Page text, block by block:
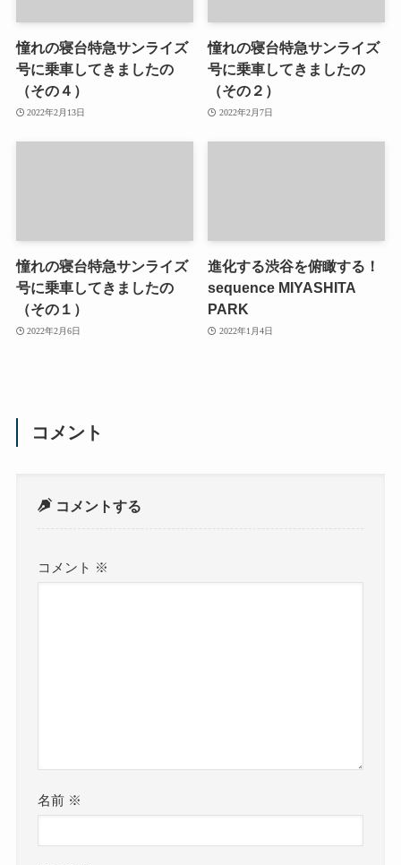
憧れの寝台特急サンライズ
号に乗車してきましたの
（その４）
2022年2月13日
憧れの寝台特急サンライズ
号に乗車してきましたの
（その２）
2022年2月7日
憧れの寝台特急サンライズ
号に乗車してきましたの
（その１）
2022年2月6日
進化する渋谷を俯瞰する！
sequence MIYASHITA
PARK
2022年1月4日
コメント
コメントする
コメント ※
名前 ※